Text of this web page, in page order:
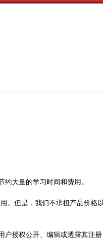
大量的学习时间和费用。
。但是，我们不承担产品价格
户授权公开、编辑或透露其注册